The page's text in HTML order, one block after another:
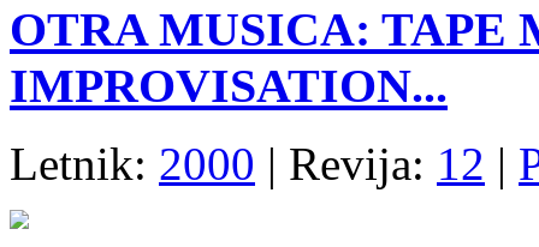
OTRA MUSICA: TAPE
IMPROVISATION...
Letnik: 2000 | Revija: 12 |